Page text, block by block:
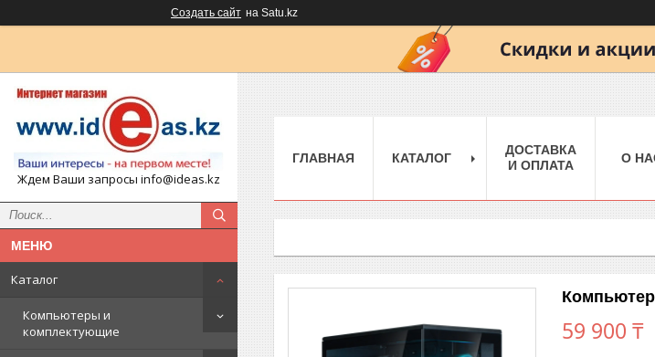
Создать сайт на Satu.kz
Ждем Ваши запросы info@ideas.kz
Каталог
Компьютеры и
комплектующие
ГЛАВНАЯ КАТАЛОГ
ДОСТАВКА
И ОПЛАТА
О
59 900 ₸